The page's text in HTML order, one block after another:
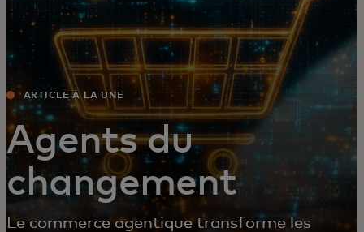
Actualités et tendances
ARTICLE À LA UNE
Agents du
changement
Le commerce agentique transforme les